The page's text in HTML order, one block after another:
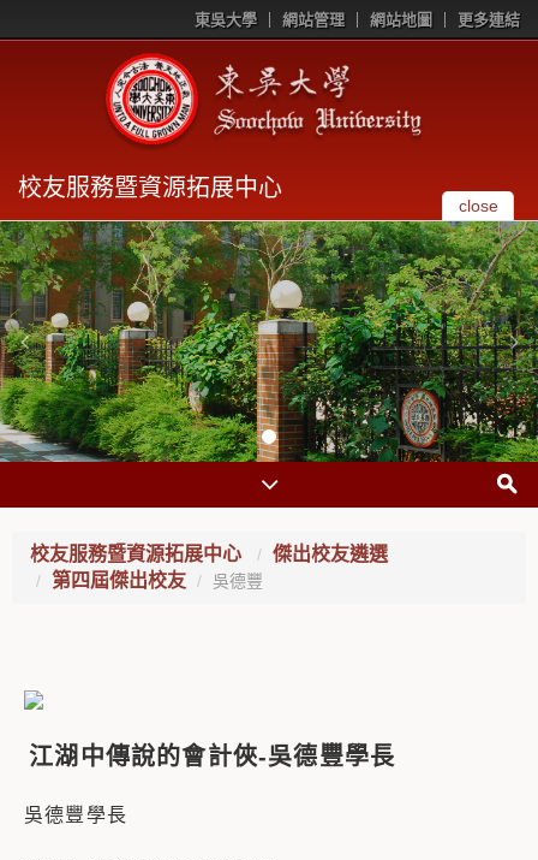
東吳大學 網站管理 網站地圖 更多連結
校友服務暨資源拓展中心
close
校友服務暨資源拓展中心
傑出校友遴選
第四屆傑出校友
吳德豐
江湖中傳說的會計俠-吳德豐學長
吳德豐學長